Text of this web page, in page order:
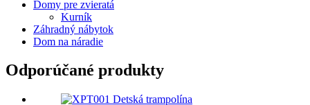
Domy pre zvieratá
Kurník
Záhradný nábytok
Dom na náradie
Odporúčané produkty